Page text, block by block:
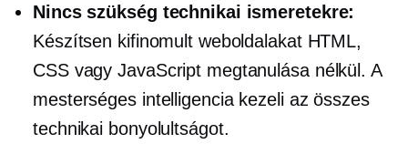
Nincs szükség technikai ismeretekre:
Készítsen kifinomult weboldalakat HTML,
CSS vagy JavaScript megtanulása nélkül. A
mesterséges intelligencia kezeli az összes
technikai bonyolultságot.